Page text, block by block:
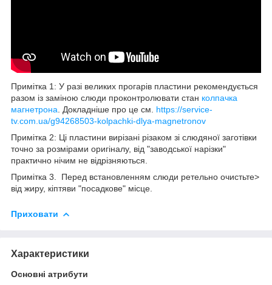
Примітка 1: У разі великих прогарів пластини рекомендується
разом із заміною слюди проконтролювати стан колпачка
магнетрона . Докладніше про це см. https://service-
tv.com.ua/g94268503-kolpachki-dlya-magnetronov
Примітка 2: Ці пластини вирізані різаком зі слюдяної заготівки
точно за розмірами оригіналу, від "заводської нарізки"
практично нічим не відрізняються.
Примітка 3. Перед встановленням слюди ретельно очистьте>
від жиру, кіптяви "посадкове" місце.
Приховати
Характеристики
Основні атрибути